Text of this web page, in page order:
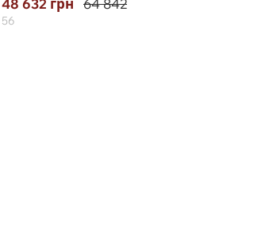
48 632 грн 64 842
56